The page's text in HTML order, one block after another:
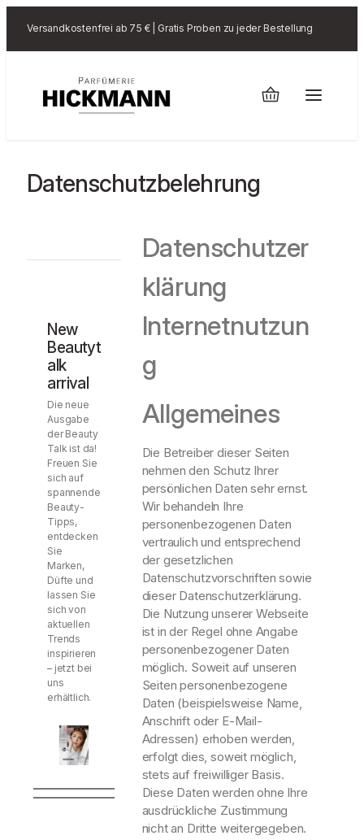
Versandkostenfrei ab 75 € | Gratis Proben zu jeder Bestellung
Datenschutzbelehrung
Datenschutzer
klärung
Internetnutzun
g
Allgemeines
Die Betreiber dieser Seiten
nehmen den Schutz Ihrer
persönlichen Daten sehr ernst.
Wir behandeln Ihre
personenbezogenen Daten
vertraulich und entsprechend
der gesetzlichen
Datenschutzvorschriften sowie
dieser Datenschutzerklärung.
Die Nutzung unserer Webseite
ist in der Regel ohne Angabe
personenbezogener Daten
möglich. Soweit auf unseren
Seiten personenbezogene
Daten (beispielsweise Name,
Anschrift oder E-Mail-
Adressen) erhoben werden,
erfolgt dies, soweit möglich,
stets auf freiwilliger Basis.
Diese Daten werden ohne Ihre
ausdrückliche Zustimmung
nicht an Dritte weitergegeben.
New
Beautyt
alk
arrival
Die neue
Ausgabe
der Beauty
Talk ist da!
Freuen Sie
sich auf
spannende
Beauty-
Tipps,
entdecken
Sie
Marken,
Düfte und
lassen Sie
sich von
aktuellen
Trends
inspirieren
– jetzt bei
uns
erhältlich.